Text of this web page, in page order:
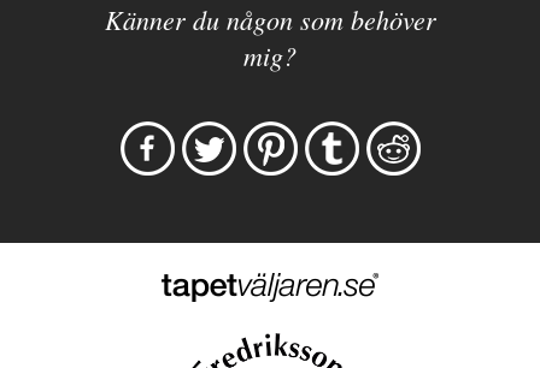
Känner du någon som behöver
mig?